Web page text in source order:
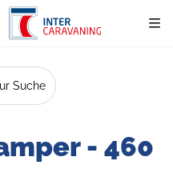
Suche
- 460